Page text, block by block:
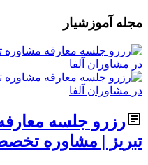
مجله آموزشیار
رزرو جلسه
تبریز | مشاوره